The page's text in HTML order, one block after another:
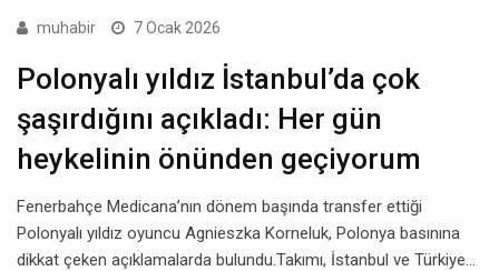
muhabir 7 Ocak 2026
Polonyalı yıldız İstanbul’da çok
şaşırdığını açıkladı: Her gün
heykelinin önünden geçiyorum
Fenerbahçe Medicana’nın dönem başında transfer ettiği
Polonyalı yıldız oyuncu Agnieszka Korneluk, Polonya basınına
dikkat çeken açıklamalarda bulundu.Takımı, İstanbul ve Türkiye…